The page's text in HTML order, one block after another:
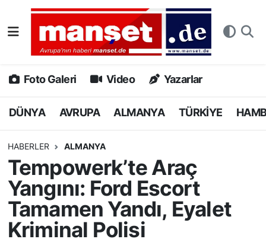
Foto Galeri Video Yazarlar
DÜNYA AVRUPA ALMANYA TÜRKİYE
HABERLER ALMANYA
Tempowerk’te Araç
Yangını: Ford Escort
Tamamen Yandı, Eyalet
Kriminal Polisi
DÜNYA
AVRUPA
ALMANYA
HAMBURG
SPOR
DEUTSCH
Nöbetçi Eczaneler
Hava Durumu
Namaz Vakitleri
Puan Durumu ve Fikstür
Tüm Manşetler
Son Dakika Haberleri